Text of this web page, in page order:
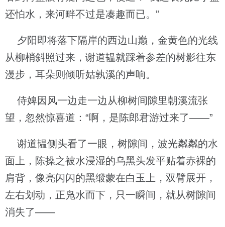
还怕水，来河畔不过是凑趣而已。”
夕阳即将落下隔岸的西边山巅，金黄色的光线
从柳梢斜照过来，谢道韫就踩着参差的树影往东
漫步，耳朵则倾听姑孰溪的声响。
侍婢因风一边走一边从柳树间隙里朝溪流张
望，忽然惊喜道：“啊，是陈郎君游过来了——”
谢道韫侧头看了一眼，树隙间，波光粼粼的水
面上，陈操之被水浸湿的乌黑头发平贴着赤裸的
肩背，像亮闪闪的黑缎蒙在白玉上，双臂展开，
左右划动，正凫水而下，只一瞬间，就从树隙间
消失了——